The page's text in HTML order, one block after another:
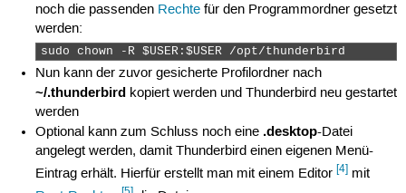
noch die passenden Rechte für den Programmordner gesetzt
werden:
sudo chown -R $USER:$USER /opt/thunderbird
Nun kann der zuvor gesicherte Profilordner nach
~/.thunderbird kopiert werden und Thunderbird neu gestartet
werden
Optional kann zum Schluss noch eine .desktop-Datei
angelegt werden, damit Thunderbird einen eigenen Menü-
Eintrag erhält. Hierfür erstellt man mit einem Editor[4] mit